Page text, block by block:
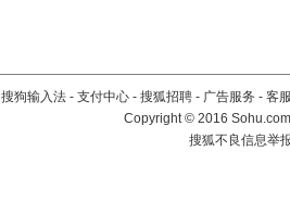
搜狗输入法 - 支付中心 - 搜狐招聘 - 广告服务 - 客
Copyright©2016
搜狐不良信息举